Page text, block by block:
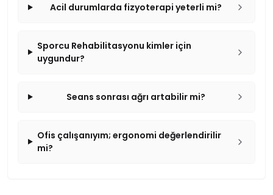
Acil durumlarda fizyoterapi yeterli mi?
Sporcu Rehabilitasyonu kimler için
uygundur?
Seans sonrası ağrı artabilir mi?
Ofis çalışanıyım; ergonomi değerlendirilir
mi?